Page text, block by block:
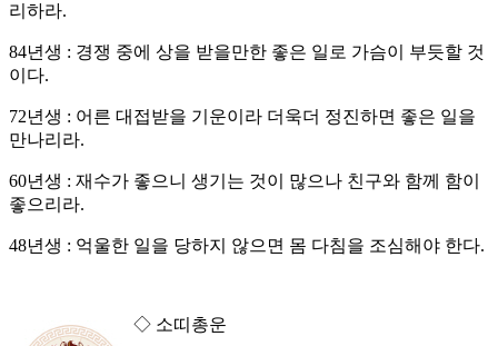
리하라.
84년생 : 경쟁 중에 상을 받을만한 좋은 일로 가슴이 부듯할 것
이다.
72년생 : 어른 대접받을 기운이라 더욱더 정진하면 좋은 일을
만나리라.
60년생 : 재수가 좋으니 생기는 것이 많으나 친구와 함께 함이
좋으리라.
48년생 : 억울한 일을 당하지 않으면 몸 다침을 조심해야 한다.
◇ 소띠총운